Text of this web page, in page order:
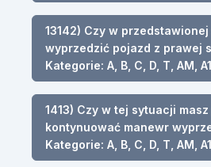
13142) Czy w
wyprzedzić pojazd z prawej
Kategorie: A, B, C, D, T, AM,
1413) Czy w tej sytuacji
kontynuować manewr
Kategorie: A, B, C, D, T, AM,